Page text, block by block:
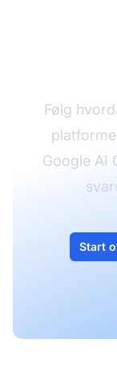
Følg
Google AI
Start